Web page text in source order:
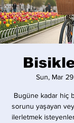
Sun, Mar 29
Bugüne kadar hiç
sorunu yaşayan
ilerletmek